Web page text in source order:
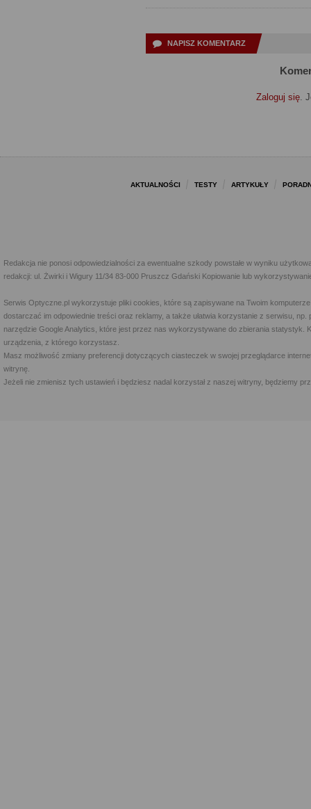
NAPISZ KOMENTARZ
Zaloguj się.
AKTUALNOŚCI TESTY ARTYKUŁY
Redakcja nie ponosi odpowiedzialności za ewentualne szkody powstałe w wyniku
redakcji: ul. Żwirki i Wigury 11/34 83-000 Pruszcz Gdański Kopiowanie lub
Serwis Optyczne.pl wykorzystuje pliki cookies, które są zapisywane na Twoim
dostarczać im odpowiednie treści oraz reklamy, a także ułatwia korzystanie z serwisu,
narzędzie Google Analytics, które jest przez nas wykorzystywane do zbierania statystyk.
urządzenia, z którego korzystasz.
Masz możliwość zmiany preferencji dotyczących ciasteczek w swojej przeglądarce
witrynę.
Jeżeli nie zmienisz tych ustawień i będziesz nadal korzystał z naszej witryny, będziemy